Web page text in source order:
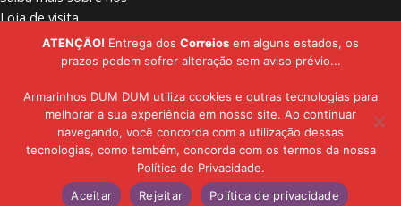
Loja de visita
Vamos nos conectar
Localize lojas
Copyright © - 2019 - 2026 | Armarinhos DUM DUM | Todos os Direitos
Reservados
ATENÇÃO! Entrega dos Correios em alguns estados, os
prazos podem sofrer alteração sem aviso prévio...
Armarinhos DUM DUM utiliza cookies e outras tecnologias para
melhorar a sua experiência em nosso site. Ao continuar
navegando, você concorda com a utilização dessas
tecnologias, como também, concorda com os termos da nossa
Política de Privacidade.
Aceitar
Rejeitar Política de privacidade